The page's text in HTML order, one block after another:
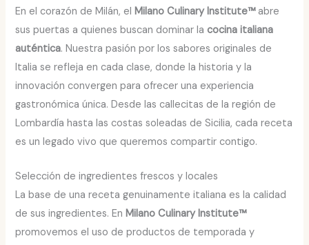
En el corazón de Milán, el Milano Culinary Institute™abre
sus puertas a quienes buscan dominar lacocina italiana
auténtica. Nuestra pasión por los sabores originales de
Italia se refleja en cada clase, donde la historia y la
innovación convergen para ofrecer una experiencia
gastronómica única. Desde las callecitas de la región de
Lombardía hasta las costas soleadas de Sicilia, cada receta
es un legado vivo que queremos compartir contigo.
Selección de ingredientes frescos y locales
La base de una receta genuinamente italiana es la calidad
de sus ingredientes. EnMilano Culinary Institute™
promovemos el uso de productos de temporada y